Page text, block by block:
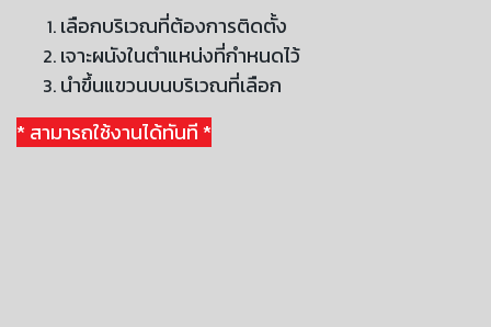
เลือกบริเวณที่ต้องการติดตั้ง
เจาะผนังในตำแหน่งที่กำหนดไว้
นำขึ้นแขวนบนบริเวณที่เลือก
* สามารถใช้งานได้ทันที *